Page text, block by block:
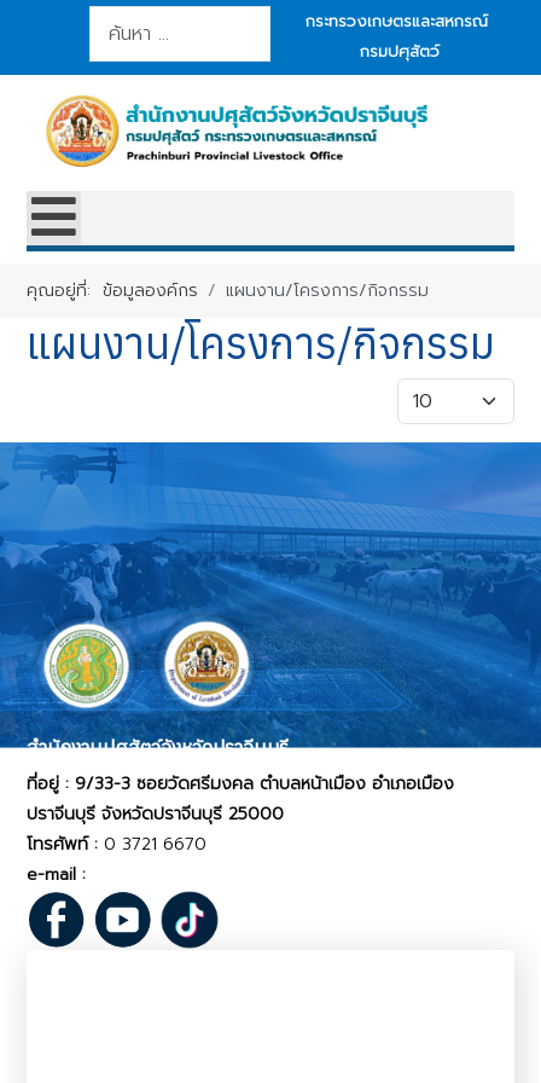
การค้นหา
กระทรวงเกษตรและสหกรณ์
กรมปศุสัตว์
คุณอยู่ที่:ข้อมูลองค์กร แผนงาน/โครงการ/กิจกรรม
แผนงาน/โครงการ/กิจกรรม
แสดง #
สำนักงานปศุสัตว์จังหวัดปราจีนบุรี
ที่อยู่ : 9/33-3 ซอยวัดศรีมงคล ตำบลหน้าเมือง อำเภอเมือง
ปราจีนบุรี จังหวัดปราจีนบุรี 25000
โทรศัพท์ : 0 3721 6670
e-mail :